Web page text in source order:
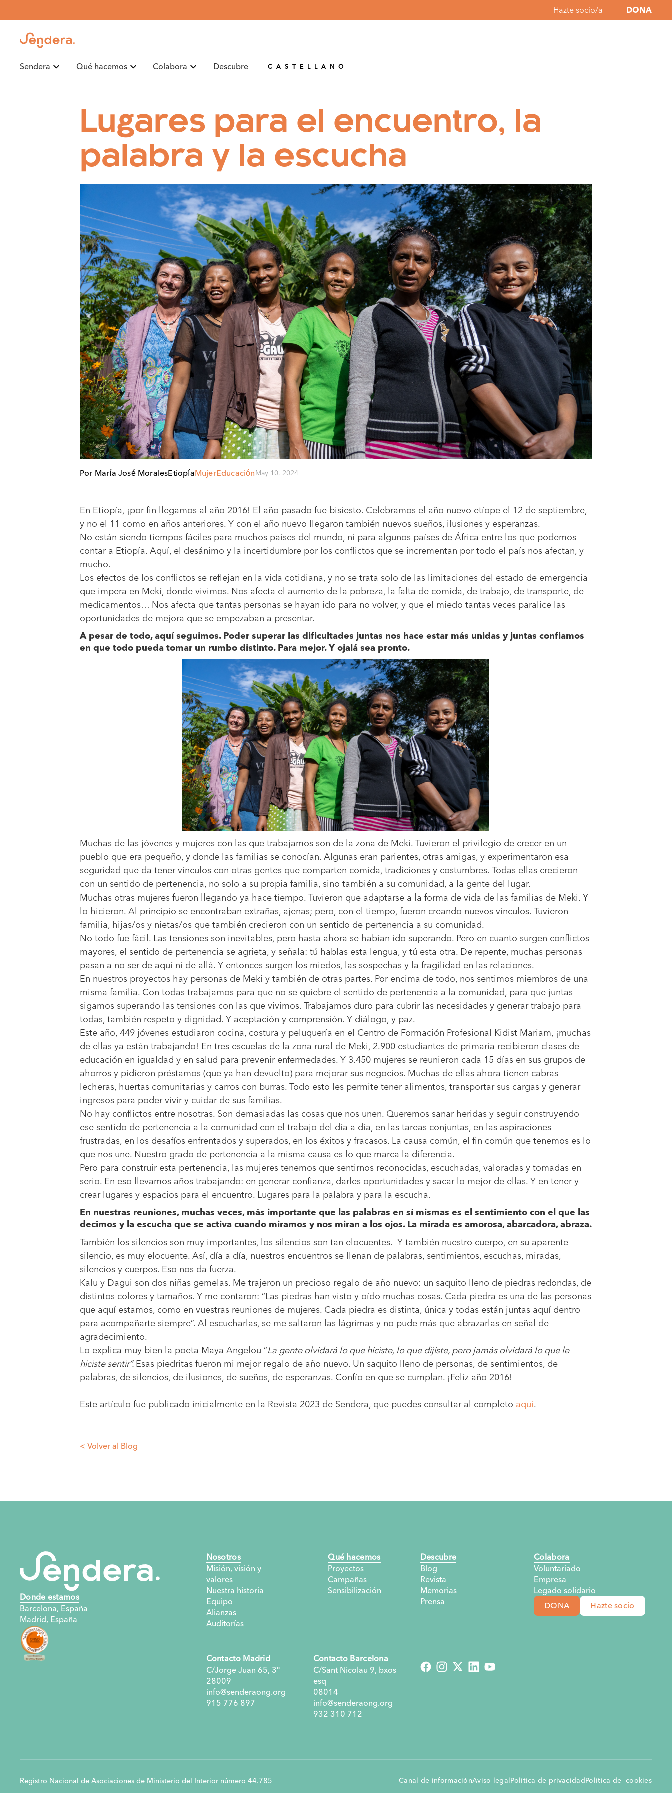
Hazte socio/a DONA
Sendera Qué hacemos Colabora Descubre CASTELLANO
Lugares para el encuentro, la
palabra y la escucha
Por María José MoralesEtiopíaMujerEducaciónMay 10, 2024
En Etiopía, ¡por fin llegamos al año 2016! El año pasado fue bisiesto. Celebramos el año nuevo etíope el 12 de septiembre,
y no el 11 como en años anteriores. Y con el año nuevo llegaron también nuevos sueños, ilusiones y esperanzas.
No están siendo tiempos fáciles para muchos países del mundo, ni para algunos países de África entre los que podemos
contar a Etiopía. Aquí, el desánimo y la incertidumbre por los conflictos que se incrementan por todo el país nos afectan, y
mucho.
Los efectos de los conflictos se reflejan en la vida cotidiana, y no se trata solo de las limitaciones del estado de emergencia
que impera en Meki, donde vivimos. Nos afecta el aumento de la pobreza, la falta de comida, de trabajo, de transporte, de
medicamentos… Nos afecta que tantas personas se hayan ido para no volver, y que el miedo tantas veces paralice las
oportunidades de mejora que se empezaban a presentar.
A pesar de todo, aquí seguimos. Poder superar las dificultades juntas nos hace estar más unidas y juntas confiamos
en que todo pueda tomar un rumbo distinto. Para mejor. Y ojalá sea pronto.
Muchas de las jóvenes y mujeres con las que trabajamos son de la zona de Meki. Tuvieron el privilegio de crecer en un
pueblo que era pequeño, y donde las familias se conocían. Algunas eran parientes, otras amigas, y experimentaron esa
seguridad que da tener vínculos con otras gentes que comparten comida, tradiciones y costumbres. Todas ellas crecieron
con un sentido de pertenencia, no solo a su propia familia, sino también a su comunidad, a la gente del lugar.
Muchas otras mujeres fueron llegando ya hace tiempo. Tuvieron que adaptarse a la forma de vida de las familias de Meki. Y
lo hicieron. Al principio se encontraban extrañas, ajenas; pero, con el tiempo, fueron creando nuevos vínculos. Tuvieron
familia, hijas/os y nietas/os que también crecieron con un sentido de pertenencia a su comunidad.
No todo fue fácil. Las tensiones son inevitables, pero hasta ahora se habían ido superando. Pero en cuanto surgen conflictos
mayores, el sentido de pertenencia se agrieta, y señala: tú hablas esta lengua, y tú esta otra. De repente, muchas personas
pasan a no ser de aquí ni de allá. Y entonces surgen los miedos, las sospechas y la fragilidad en las relaciones.
En nuestros proyectos hay personas de Meki y también de otras partes. Por encima de todo, nos sentimos miembros de una
misma familia. Con todas trabajamos para que no se quiebre el sentido de pertenencia a la comunidad, para que juntas
sigamos superando las tensiones con las que vivimos. Trabajamos duro para cubrir las necesidades y generar trabajo para
todas, también respeto y dignidad. Y aceptación y comprensión. Y diálogo, y paz.
Este año, 449 jóvenes estudiaron cocina, costura y peluquería en el Centro de Formación Profesional Kidist Mariam, ¡muchas
de ellas ya están trabajando! En tres escuelas de la zona rural de Meki, 2.900 estudiantes de primaria recibieron clases de
educación en igualdad y en salud para prevenir enfermedades. Y 3.450 mujeres se reunieron cada 15 días en sus grupos de
ahorros y pidieron préstamos (que ya han devuelto) para mejorar sus negocios. Muchas de ellas ahora tienen cabras
lecheras, huertas comunitarias y carros con burras. Todo esto les permite tener alimentos, transportar sus cargas y generar
ingresos para poder vivir y cuidar de sus familias.
No hay conflictos entre nosotras. Son demasiadas las cosas que nos unen. Queremos sanar heridas y seguir construyendo
ese sentido de pertenencia a la comunidad con el trabajo del día a día, en las tareas conjuntas, en las aspiraciones
frustradas, en los desafíos enfrentados y superados, en los éxitos y fracasos. La causa común, el fin común que tenemos es lo
que nos une. Nuestro grado de pertenencia a la misma causa es lo que marca la diferencia.
Pero para construir esta pertenencia, las mujeres tenemos que sentirnos reconocidas, escuchadas, valoradas y tomadas en
serio. En eso llevamos años trabajando: en generar confianza, darles oportunidades y sacar lo mejor de ellas. Y en tener y
crear lugares y espacios para el encuentro. Lugares para la palabra y para la escucha.
En nuestras reuniones, muchas veces, más importante que las palabras en sí mismas es el sentimiento con el que las
decimos y la escucha que se activa cuando miramos y nos miran a los ojos. La mirada es amorosa, abarcadora, abraza.
También los silencios son muy importantes, los silencios son tan elocuentes. Y también nuestro cuerpo, en su aparente
silencio, es muy elocuente. Así, día a día, nuestros encuentros se llenan de palabras, sentimientos, escuchas, miradas,
silencios y cuerpos. Eso nos da fuerza.
Kalu y Dagui son dos niñas gemelas. Me trajeron un precioso regalo de año nuevo: un saquito lleno de piedras redondas, de
distintos colores y tamaños. Y me contaron: “Las piedras han visto y oído muchas cosas. Cada piedra es una de las personas
que aquí estamos, como en vuestras reuniones de mujeres. Cada piedra es distinta, única y todas están juntas aquí dentro
para acompañarte siempre”. Al escucharlas, se me saltaron las lágrimas y no pude más que abrazarlas en señal de
agradecimiento.
Lo explica muy bien la poeta Maya Angelou “La gente olvidará lo que hiciste, lo que dijiste, pero jamás olvidará lo que le
hiciste sentir”.Esas piedritas fueron mi mejor regalo de año nuevo. Un saquito lleno de personas, de sentimientos, de
palabras, de silencios, de ilusiones, de sueños, de esperanzas. Confío en que se cumplan. ¡Feliz año 2016!
Este artículo fue publicado inicialmente en la Revista 2023 de Sendera, que puedes consultar al completo aquí.
< Volver al Blog
Donde estamos
Barcelona, España
Madrid, España
Nosotros
Misión, visión y
valores
Nuestra historia
Equipo
Alianzas
Auditorías
Qué hacemos
Proyectos
Campañas
Sensibilización
Descubre
Blog
Revista
Memorias
Prensa
Colabora
Voluntariado
Empresa
Legado solidario
DONA Hazte socio
Contacto Madrid
C/Jorge Juan 65, 3°
28009
info@senderaong.org
915 776 897
Contacto Barcelona
C/Sant Nicolau 9, bxos
esq
08014
info@senderaong.org
932 310 712
Registro Nacional de Asociaciones de Ministerio del Interior número 44.785 Canal de informaciónAviso legalPolítica de privacidadPolítica de cookies